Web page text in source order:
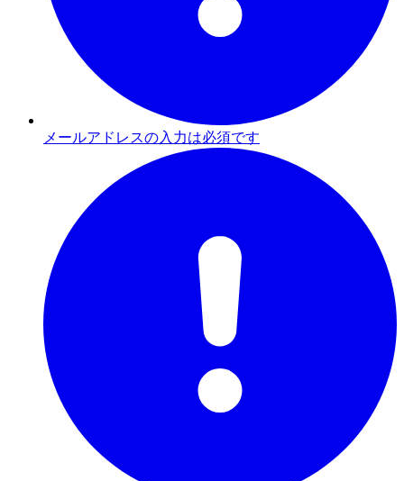
メールアドレスの入力は必須です